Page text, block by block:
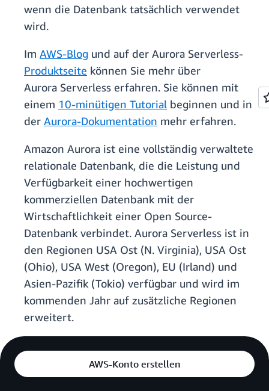
wenn die Datenbank tatsächlich verwendet
wird.
Im AWS-Blog und auf der Aurora Serverless-
Produktseite können Sie mehr über
Aurora Serverless erfahren. Sie können mit
einem 10-minütigen Tutorial beginnen und in
der Aurora-Dokumentation mehr erfahren.
Amazon Aurora ist eine vollständig verwaltete
relationale Datenbank, die die Leistung und
Verfügbarkeit einer hochwertigen
kommerziellen Datenbank mit der
Wirtschaftlichkeit einer Open Source-
Datenbank verbindet. Aurora Serverless ist in
den Regionen USA Ost (N. Virginia), USA Ost
(Ohio), USA West (Oregon), EU (Irland) und
Asien-Pazifik (Tokio) verfügbar und wird im
kommenden Jahr auf zusätzliche Regionen
erweitert.
AWS-Konto erstellen